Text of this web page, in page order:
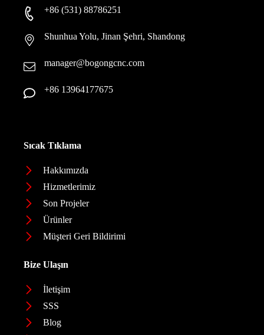
+86 (531) 88786251
Shunhua Yolu, Jinan Şehri, Shandong
manager@bogongcnc.com
+86 13964177675
Sıcak Tıklama
Hakkımızda
Hizmetlerimiz
Son Projeler
Ürünler
Müşteri Geri Bildirimi
Bize Ulaşın
İletişim
SSS
Blog